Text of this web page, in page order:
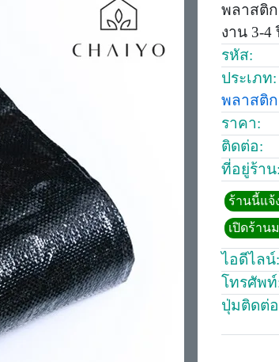
พลาสติก
งาน 3-4
รหัส:
ประเภท:
พลาสติก
ราคา:
ติดต่อ:
ที่อยู่ร้าน:
ร้านนี้แจ้
เปิดร้าน
ไอดีไลน์:
โทรศัพท์
ปุ่มติดต่